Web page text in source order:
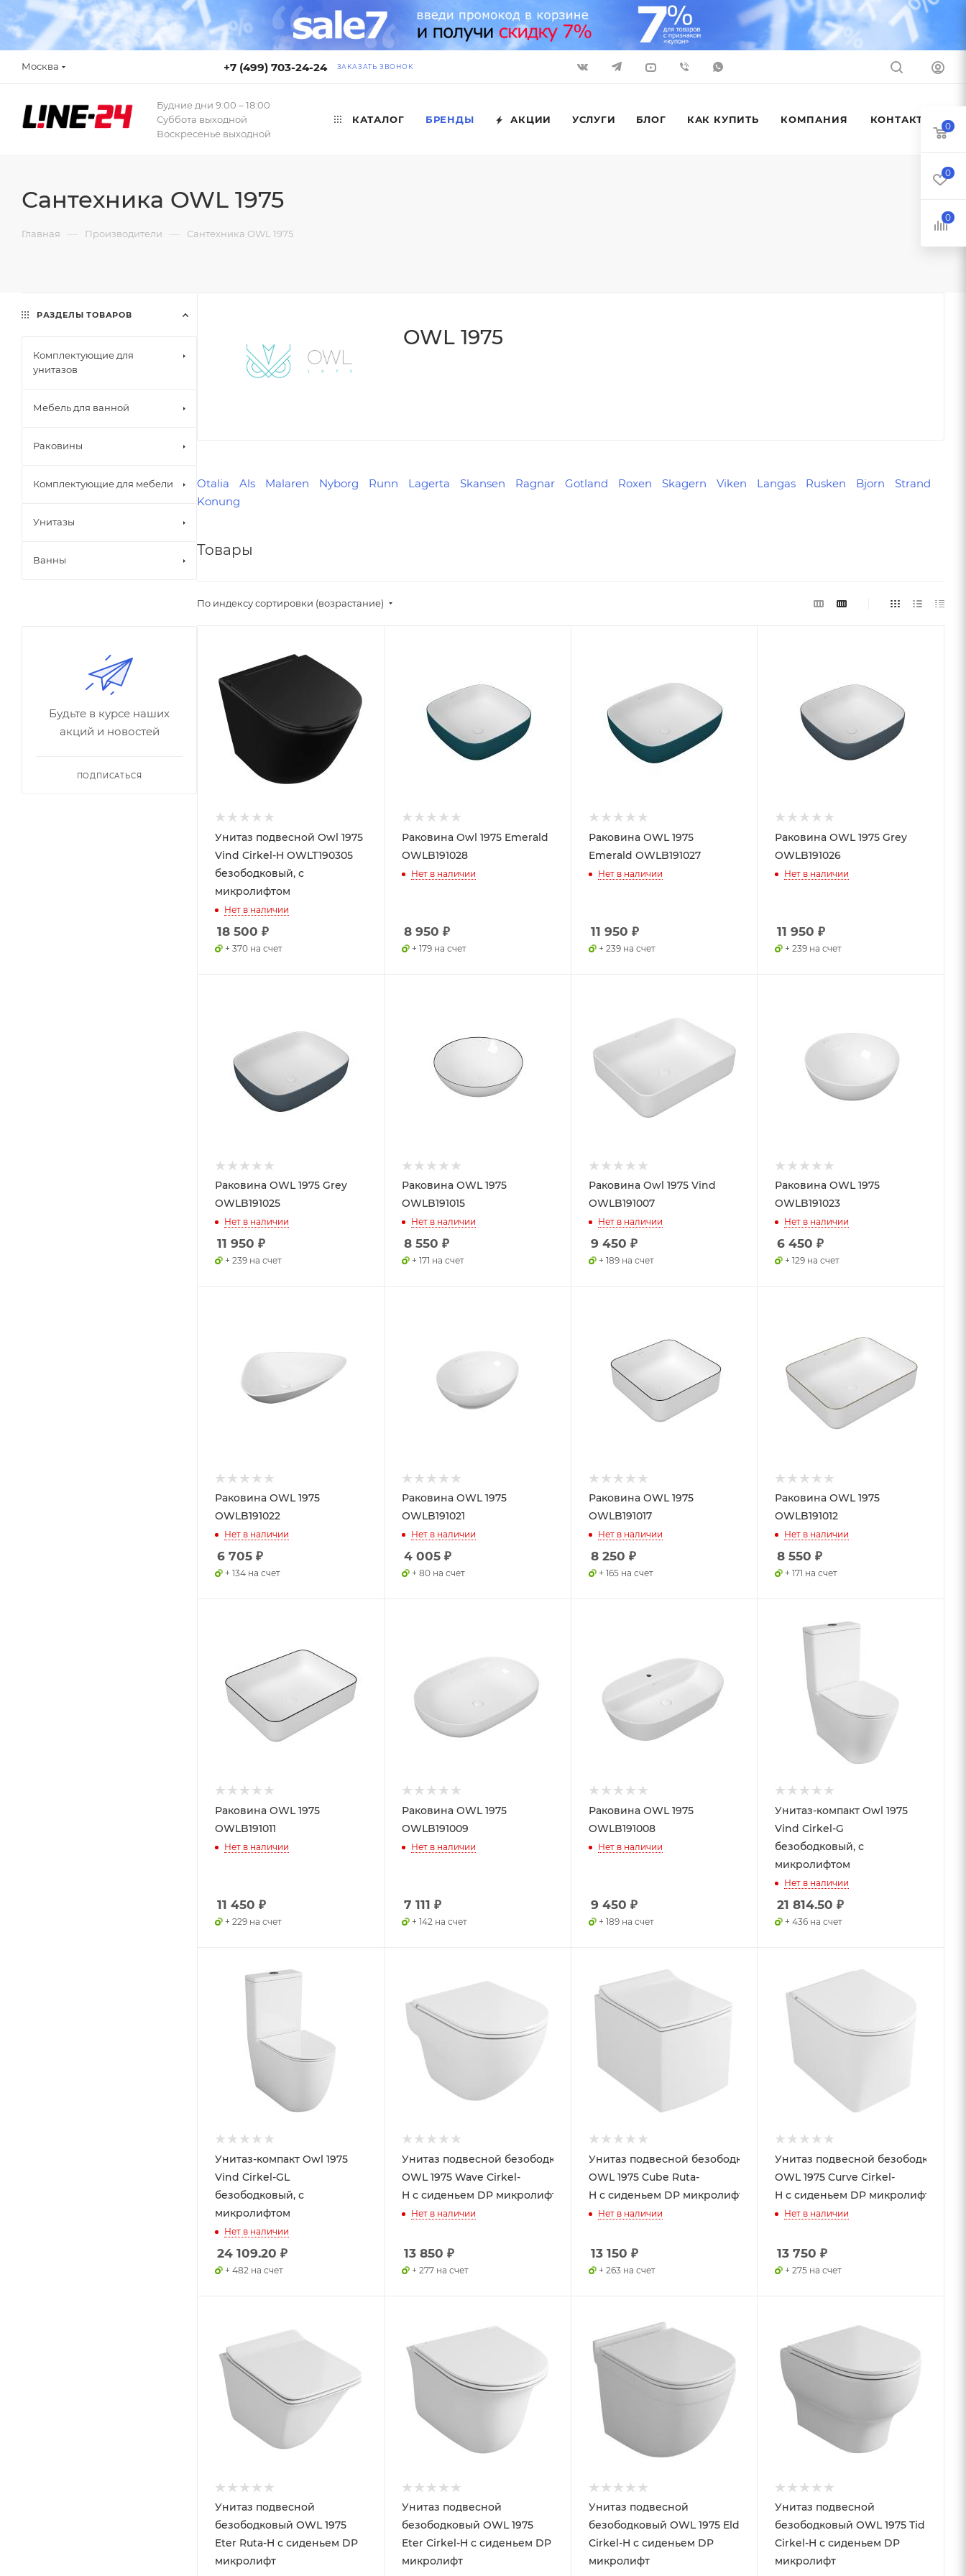
Москва +7 (499) 703-24-24 ЗАКАЗАТЬ ЗВОНОК
Будние дни 9:00 – 18:00
Суббота выходной
Воскресенье выходной
КАТАЛОГ БРЕНДЫ АКЦИИ УСЛУГИ БЛОГ КАК КУПИТЬ КОМПАНИЯ КОНТАКТЫ
Сантехника OWL 1975
Главная — Производители — Сантехника OWL 1975
OWL 1975
Otalia Als Malaren Nyborg Runn Lagerta Skansen Ragnar Gotland Roxen Skagern Viken Langas Rusken Bjorn
Strand
Konung
Товары
По индексу сортировки (возрастание)
Унитаз подвесной Owl 1975
Vind Cirkel-H OWLT190305
безободковый, с
микролифтом
Нет в наличии
18 500 ₽
+ 370 на счет
Раковина Owl 1975 Emerald
OWLB191028
Нет в наличии
8 950 ₽
+ 179 на счет
Раковина OWL 1975
Emerald OWLB191027
Нет в наличии
11 950 ₽
+ 239 на счет
Раковина OWL 1975 Grey
OWLB191026
Нет в наличии
11 950 ₽
+ 239 на счет
Раковина OWL 1975 Grey
OWLB191025
Нет в наличии
11 950 ₽
+ 239 на счет
Раковина OWL 1975
OWLB191015
Нет в наличии
8 550 ₽
+ 171 на счет
Раковина Owl 1975 Vind
OWLB191007
Нет в наличии
9 450 ₽
+ 189 на счет
Раковина OWL 1975
OWLB191023
Нет в наличии
6 450 ₽
+ 129 на счет
Раковина OWL 1975
OWLB191022
Нет в наличии
6 705 ₽
+ 134 на счет
Раковина OWL 1975
OWLB191021
Нет в наличии
4 005₽
+ 80 на счет
Раковина OWL 1975
OWLB191017
Нет в наличии
8 250 ₽
+ 165 на счет
Раковина OWL 1975
OWLB191012
Нет в наличии
8 550 ₽
+ 171 на счет
Раковина OWL 1975
OWLB191011
Нет в наличии
11 450 ₽
+ 229 на счет
Раковина OWL 1975
OWLB191009
Нет в наличии
7 111 ₽
+ 142 на счет
Раковина OWL 1975
OWLB191008
Нет в наличии
9 450 ₽
+ 189 на счет
Унитаз-компакт Owl 1975
Vind Cirkel-G
безободковый, с
микролифтом
Нет в наличии
21 814.50 ₽
+ 436 на счет
Унитаз-компакт Owl 1975
Vind Cirkel-GL
безободковый, с
микролифтом
Нет в наличии
24 109.20 ₽
+ 482 на счет
Унитаз подвесной безободковый
OWL 1975 Wave Cirkel-
H с сиденьем DP микролифт
Нет в наличии
13 850 ₽
+ 277 на счет
Унитаз подвесной безободковый
OWL 1975 Cube Ruta-
H с сиденьем DP микролифт
Нет в наличии
13 150 ₽
+ 263 на счет
Унитаз подвесной безободковый
OWL 1975 Curve Cirkel-
H с сиденьем DP микролифт
Нет в наличии
13 750 ₽
+ 275 на счет
Унитаз подвесной
безободковый OWL 1975
Eter Ruta-H с сиденьем DP
микролифт
Унитаз подвесной
безободковый OWL 1975
Eter Cirkel-H с сиденьем DP
микролифт
Унитаз подвесной
безободковый OWL 1975 Eld
Cirkel-H с сиденьем DP
микролифт
Унитаз подвесной
безободковый OWL 1975 Tid
Cirkel-H с сиденьем DP
микролифт
РАЗДЕЛЫ ТОВАРОВ
Комплектующие для
унитазов
Мебель для ванной
Раковины
Комплектующие для мебели
Унитазы
Ванны
Будьте в курсе наших
акций и новостей
ПОДПИСАТЬСЯ
0
0
0